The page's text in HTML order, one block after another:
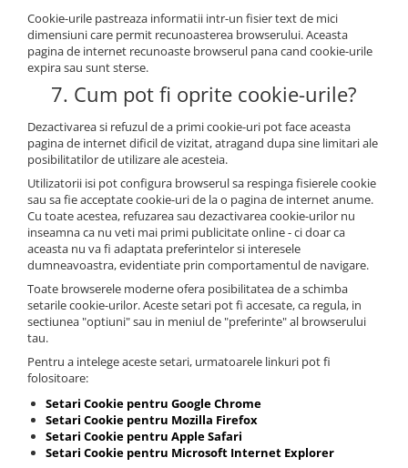
Cookie-urile pastreaza informatii intr-un fisier text de mici
dimensiuni care permit recunoasterea browserului. Aceasta
pagina de internet recunoaste browserul pana cand cookie-urile
expira sau sunt sterse.
7. Cum pot fi oprite cookie-urile?
Dezactivarea si refuzul de a primi cookie-uri pot face aceasta
pagina de internet dificil de vizitat, atragand dupa sine limitari ale
posibilitatilor de utilizare ale acesteia.
Utilizatorii isi pot configura browserul sa respinga fisierele cookie
sau sa fie acceptate cookie-uri de la o pagina de internet anume.
Cu toate acestea, refuzarea sau dezactivarea cookie-urilor nu
inseamna ca nu veti mai primi publicitate online - ci doar ca
aceasta nu va fi adaptata preferintelor si interesele
dumneavoastra, evidentiate prin comportamentul de navigare.
Toate browserele moderne ofera posibilitatea de a schimba
setarile cookie-urilor. Aceste setari pot fi accesate, ca regula, in
sectiunea "optiuni" sau in meniul de "preferinte" al browserului
tau.
Pentru a intelege aceste setari, urmatoarele linkuri pot fi
folositoare:
Setari Cookie pentru Google Chrome
Setari Cookie pentru Mozilla Firefox
Setari Cookie pentru Apple Safari
Setari Cookie pentru Microsoft Internet Explorer